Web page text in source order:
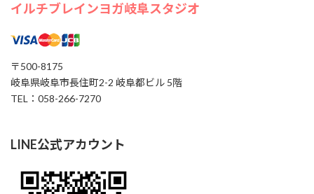
イルチブレインヨガ岐阜スタジオ
〒500-8175
岐阜県岐阜市長住町2-2 岐阜都ビル 5階
TEL：058-266-7270
LINE公式アカウント
続きを読む
2026年7月11日/